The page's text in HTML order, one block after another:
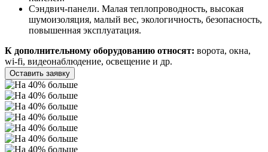
Сэндвич-панели. Малая теплопроводность, высокая
шумоизоляция, малый вес, экологичность, безопасность,
повышенная эксплуатация.
К дополнительному оборудованию относят: ворота, окна,
wi-fi, видеонаблюдение, освещение и др.
Оставить заявку